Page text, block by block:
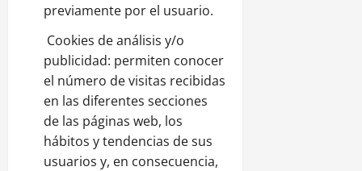
previamente por el usuario.
Cookies de análisis y/o
publicidad: permiten conocer
el número de visitas recibidas
en las diferentes secciones
de las páginas web, los
hábitos y tendencias de sus
usuarios y, en consecuencia,